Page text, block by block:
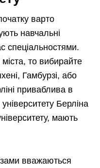
варто
навчальні
спеціальностями.
то вибирайте
Гамбурзі, або
приваблива в
Берліна
мають
вважаються